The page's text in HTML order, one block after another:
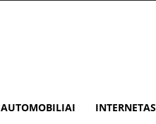
AUTOMOBILIAI INTERNETAS